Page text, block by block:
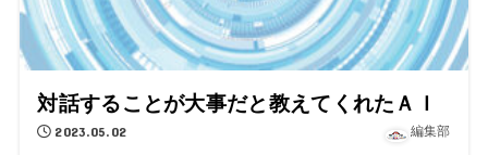
対話することが大事だと教えてくれたＡＩ
2023.05.02 編集部